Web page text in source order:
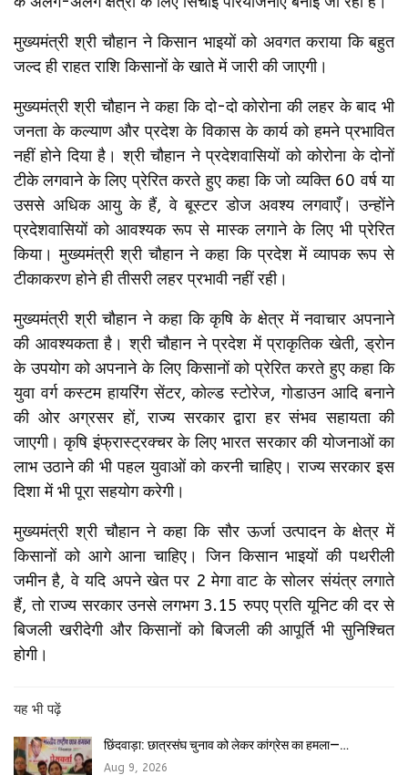
मुख्यमंत्री श्री चौहान ने किसान भाइयों को अवगत कराया कि बहुत
जल्द ही राहत राशि किसानों के खाते में जारी की जाएगी।
मुख्यमंत्री श्री चौहान ने कहा कि दो-दो कोरोना की लहर के बाद भी
जनता के कल्याण और प्रदेश के विकास के कार्य को हमने प्रभावित
नहीं होने दिया है। श्री चौहान ने प्रदेशवासियों को कोरोना के दोनों
टीके लगवाने के लिए प्रेरित करते हुए कहा कि जो व्यक्ति 60 वर्ष या
उससे अधिक आयु के हैं, वे बूस्टर डोज अवश्य लगवाएँ। उन्होंने
प्रदेशवासियों को आवश्यक रूप से मास्क लगाने के लिए भी प्रेरित
किया। मुख्यमंत्री श्री चौहान ने कहा कि प्रदेश में व्यापक रूप से
टीकाकरण होने ही तीसरी लहर प्रभावी नहीं रही।
मुख्यमंत्री श्री चौहान ने कहा कि कृषि के क्षेत्र में नवाचार अपनाने
की आवश्यकता है। श्री चौहान ने प्रदेश में प्राकृतिक खेती, ड्रोन
के उपयोग को अपनाने के लिए किसानों को प्रेरित करते हुए कहा कि
युवा वर्ग कस्टम हायरिंग सेंटर, कोल्ड स्टोरेज, गोडाउन आदि बनाने
की ओर अग्रसर हों, राज्य सरकार द्वारा हर संभव सहायता की
जाएगी। कृषि इंफ्रास्ट्रक्चर के लिए भारत सरकार की योजनाओं का
लाभ उठाने की भी पहल युवाओं को करनी चाहिए। राज्य सरकार इस
दिशा में भी पूरा सहयोग करेगी।
मुख्यमंत्री श्री चौहान ने कहा कि सौर ऊर्जा उत्पादन के क्षेत्र में
किसानों को आगे आना चाहिए। जिन किसान भाइयों की पथरीली
जमीन है, वे यदि अपने खेत पर 2 मेगा वाट के सोलर संयंत्र लगाते
हैं, तो राज्य सरकार उनसे लगभग 3.15 रुपए प्रति यूनिट की दर से
बिजली खरीदेगी और किसानों को बिजली की आपूर्ति भी सुनिश्चित
होगी।
यह भी पढ़ें
छिंदवाड़ा: छात्रसंघ चुनाव को लेकर कांग्रेस का हमला—…
Aug 9, 2026